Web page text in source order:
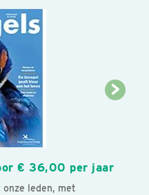
€ 36,00 per jaar
leden, met